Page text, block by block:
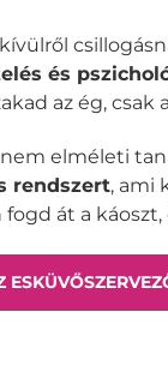
és
az ég,
elméleti
rendszert, ami
át a